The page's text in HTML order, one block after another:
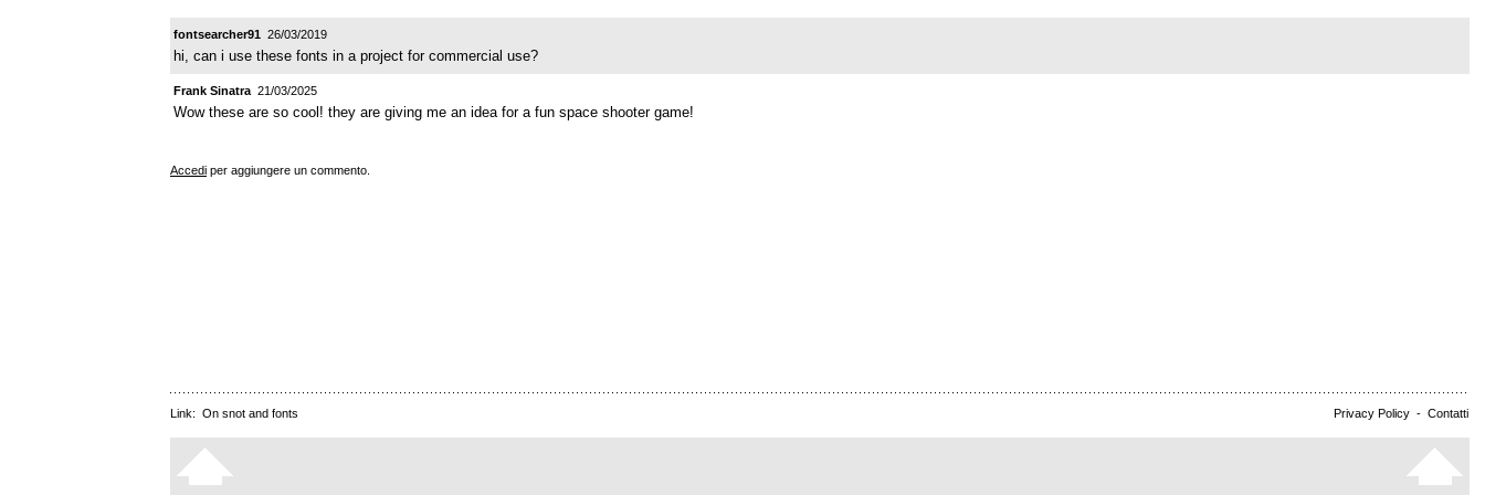
fontsearcher91 26/03/2019
hi, can i use these fonts in a project for commercial use?
Frank Sinatra 21/03/2025
Wow these are so cool! they are giving me an idea for a fun space shooter game!
Accedi per aggiungere un commento.
Privacy Policy - Contatti
Link: On snot and fonts